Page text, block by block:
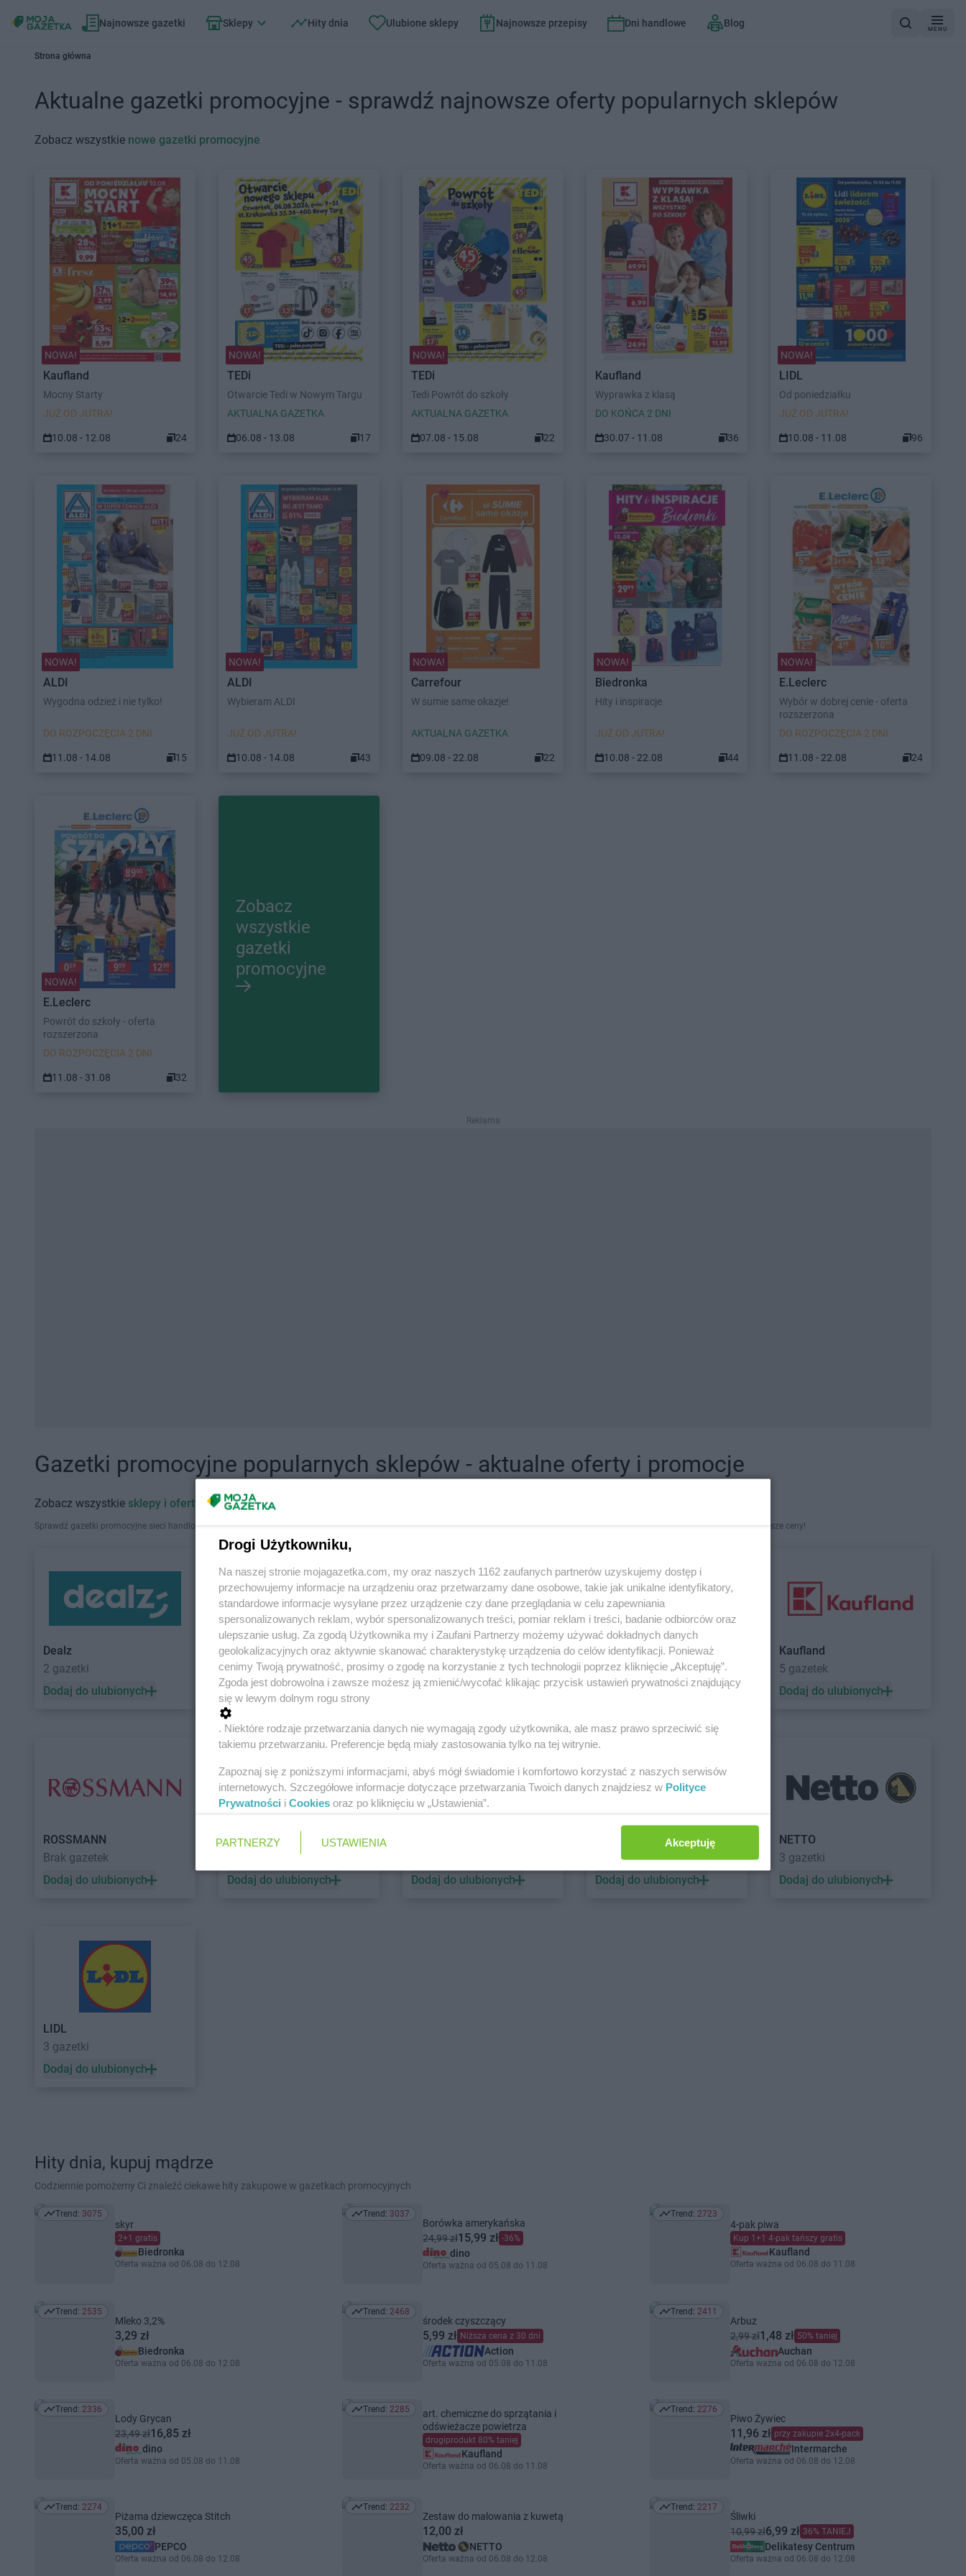
Najnowsze gazetki Sklepy Hity dnia Ulubione sklepy Najnowsze przepisy Dni handlowe Blog
MENU
Strona główna
Aktualne gazetki promocyjne - sprawdź najnowsze oferty popularnych sklepów
Zobacz wszystkie nowe gazetki promocyjne
NOWA!
Kaufland
Mocny Starty
JUŻ OD JUTRA!
10.08 - 12.08 24
NOWA!
TEDi
Otwarcie Tedi w Nowym Targu
AKTUALNA GAZETKA
06.08 - 13.08 17
NOWA!
TEDi
Tedi Powrót do szkoły
AKTUALNA GAZETKA
07.08 - 15.08 22
Kaufland
Wyprawka z klasą
DO KOŃCA 2 DNI
30.07 - 11.08 36
NOWA!
LIDL
Od poniedziałku
JUŻ OD JUTRA!
10.08 - 11.08 96
NOWA!
ALDI
Wygodna odzież i nie tylko!
DO ROZPOCZĘCIA 2 DNI
11.08 - 14.08 15
NOWA!
ALDI
Wybieram ALDI
JUŻ OD JUTRA!
10.08 - 14.08 43
NOWA!
Carrefour
W sumie same okazje!
AKTUALNA GAZETKA
09.08 - 22.08 22
NOWA!
Biedronka
Hity i inspiracje
JUŻ OD JUTRA!
10.08 - 22.08 44
NOWA!
E.Leclerc
Wybór w dobrej cenie - oferta
rozszerzona
DO ROZPOCZĘCIA 2 DNI
11.08 - 22.08 24
NOWA!
E.Leclerc
Powrót do szkoły - oferta
rozszerzona
DO ROZPOCZĘCIA 2 DNI
11.08 - 31.08 32
Zobacz
wszystkie
gazetki
promocyjne
Reklama
Gazetki promocyjne popularnych sklepów - aktualne oferty i promocje
Zobacz wszystkie sklepy i oferty promocyjne
Sprawdź gazetki promocyjne sieci handlowych, które działają w Polsce. Znajdziesz tutaj sklepy należące do lokalnych sieci oraz duże, znane super- i hipermarkety. Najlepsze promocje i najniższe ceny!
Dealz
2 gazetki
Dodaj do ulubionych
POLOmarket
10 gazetek
Dodaj do ulubionych
PEPCO
1 gazetka
Dodaj do ulubionych
dino
1 gazetka
Dodaj do ulubionych
Kaufland
5 gazetek
Dodaj do ulubionych
ROSSMANN
Brak gazetek
Dodaj do ulubionych
Auchan
Dodaj do ulubionych
Dodaj do ulubionych
7 gazetek
Dodaj do ulubionych
NETTO
3 gazetki
Dodaj do ulubionych
LIDL
3 gazetki
Dodaj do ulubionych
Hity dnia, kupuj mądrze
Codziennie pomożemy Ci znaleźć ciekawe hity zakupowe w gazetkach promocyjnych
Trend: 3075
Trend: 3075
skyr
2+1 gratis
Biedronka
Oferta ważna od 06.08 do 12.08
Trend: 3037
Trend: 3037
Borówka amerykańska
24,99 zł15,99 zł -36%
dino
Oferta ważna od 05.08 do 11.08
Trend: 2723
Trend: 2723
4-pak piwa
Kup 1+1 4-pak tańszy gratis
Kaufland
Oferta ważna od 06.08 do 11.08
Trend: 2535
Trend: 2535
Mleko 3,2%
3,29 zł
Biedronka
Oferta ważna od 06.08 do 12.08
Trend: 2468
Trend: 2468
środek czyszczący
5,99 zł Niższa cena z 30 dni
Action
Oferta ważna od 05.08 do 11.08
Trend: 2411
Trend: 2411
Arbuz
2,99 zł1,48 zł 50% taniej
Auchan
Oferta ważna od 06.08 do 12.08
Trend: 2336
Trend: 2336
Lody Grycan
23,49 zł16,85 zł
dino
Oferta ważna od 05.08 do 11.08
Trend: 2285
Trend: 2285
art. chemiczne do sprzątania i
odświeżacze powietrza
drugiprodukt 80% taniej
Kaufland
Oferta ważna od 06.08 do 11.08
Trend: 2276
Trend: 2276
Piwo Żywiec
11,96 zł przy zakupie 2x4-pack
Intermarche
Oferta ważna od 06.08 do 12.08
Trend: 2274
Trend: 2274
Piżama dziewczęca Stitch
35,00 zł
PEPCO
Oferta ważna od 06.08 do 12.08
Trend: 2232
Trend: 2232
Zestaw do malowania z kuwetą
12,00 zł
NETTO
Oferta ważna od 06.08 do 12.08
Trend: 2217
Trend: 2217
Śliwki
10,99 zł6,99 zł 36% TANIEJ
Delikatesy Centrum
Oferta ważna od 06.08 do 12.08
Drogi Użytkowniku,
Na naszej stronie mojagazetka.com, my oraz naszych 1162 zaufanych partnerów uzyskujemy dostęp i
przechowujemy informacje na urządzeniu oraz przetwarzamy dane osobowe, takie jak unikalne identyfikatory,
standardowe informacje wysyłane przez urządzenie czy dane przeglądania w celu zapewniania
spersonalizowanych reklam, wybór spersonalizowanych treści, pomiar reklam i treści, badanie odbiorców oraz
ulepszanie usług. Za zgodą Użytkownika my i Zaufani Partnerzy możemy używać dokładnych danych
geolokalizacyjnych oraz aktywnie skanować charakterystykę urządzenia do celów identyfikacji. Ponieważ
cenimy Twoją prywatność, prosimy o zgodę na korzystanie z tych technologii poprzez kliknięcie „Akceptuję”.
Zgoda jest dobrowolna i zawsze możesz ją zmienić/wycofać klikając przycisk ustawień prywatności znajdujący
się w lewym dolnym rogu strony
. Niektóre rodzaje przetwarzania danych nie wymagają zgody użytkownika, ale masz prawo sprzeciwić się
takiemu przetwarzaniu. Preferencje będą miały zastosowania tylko na tej witrynie.
Zapoznaj się z poniższymi informacjami, abyś mógł świadomie i komfortowo korzystać z naszych serwisów
internetowych. Szczegółowe informacje dotyczące przetwarzania Twoich danych znajdziesz w Polityce
Prywatności i Cookies oraz po kliknięciu w „Ustawienia”.
PARTNERZY USTAWIENIA Akceptuję